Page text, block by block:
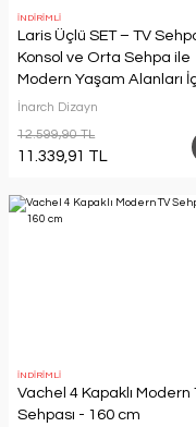
İNDİRİMLİ
Laris Üçlü SET – TV
Konsol ve Orta Sehpa ile
Modern Yaşam Alanları
Takım
İnarch Dizayn
12.599,90 TL
11.339,91 TL
İNDİRİMLİ
Vachel 4 Kapaklı Modern
Sehpası - 160 cm